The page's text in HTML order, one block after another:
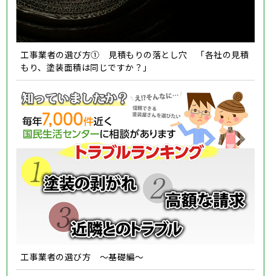
工事業者の選び方① 見積もりの落とし穴 「各社の見積
もり、塗装面積は同じですか？」
工事業者の選び方 ～基礎編～